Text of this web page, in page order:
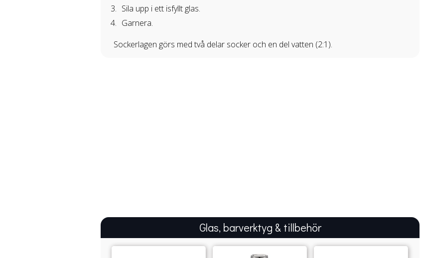
Sila upp i ett isfyllt glas.
Garnera.
Sockerlagen görs med två delar socker och en del vatten (2:1).
Glas, barverktyg & tillbehör